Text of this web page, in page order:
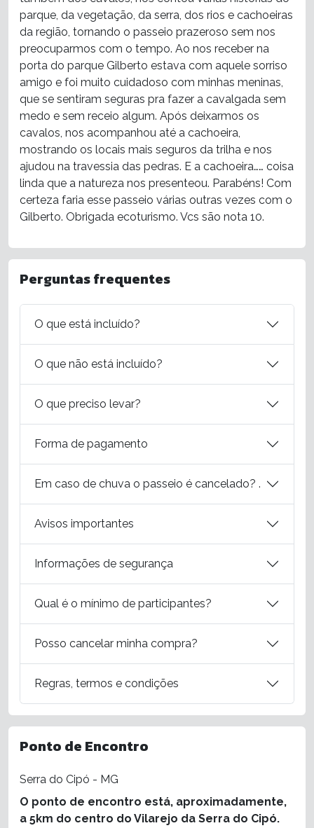
parque, da vegetação, da serra, dos rios e cachoeiras
da região, tornando o passeio prazeroso sem nos
preocuparmos com o tempo. Ao nos receber na
porta do parque Gilberto estava com aquele sorriso
amigo e foi muito cuidadoso com minhas meninas,
que se sentiram seguras pra fazer a cavalgada sem
medo e sem receio algum. Após deixarmos os
cavalos, nos acompanhou até a cachoeira,
mostrando os locais mais seguros da trilha e nos
ajudou na travessia das pedras. E a cachoeira…… coisa
linda que a natureza nos presenteou. Parabéns! Com
certeza faria esse passeio várias outras vezes com o
Gilberto. Obrigada ecoturismo. Vcs são nota 10.
Perguntas frequentes
O que está incluído?
O que não está incluído?
O que preciso levar?
Forma de pagamento
Em caso de chuva o passeio é cancelado? .
Avisos importantes
Informações de segurança
Qual é o mínimo de participantes?
Posso cancelar minha compra?
Regras, termos e condições
Ponto de Encontro
Serra do Cipó - MG
O ponto de encontro está, aproximadamente,
a 5km do centro do Vilarejo da Serra do Cipó.